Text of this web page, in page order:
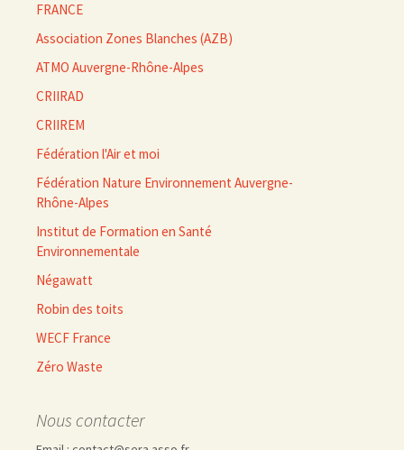
FRANCE
Association Zones Blanches (AZB)
ATMO Auvergne-Rhône-Alpes
CRIIRAD
CRIIREM
Fédération l'Air et moi
Fédération Nature Environnement Auvergne-
Rhône-Alpes
Institut de Formation en Santé
Environnementale
Négawatt
Robin des toits
WECF France
Zéro Waste
Nous contacter